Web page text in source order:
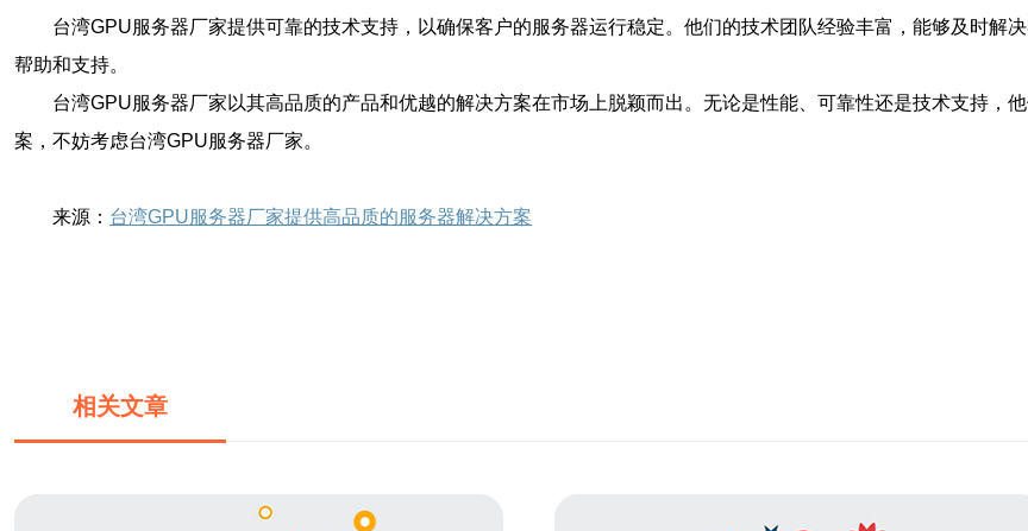
台湾GPU服务器厂家提供可靠的技术支持，以确保客户的服务器运行稳定。他们的技术团队经验丰富，能够及时解
帮助和支持。
台湾GPU服务器厂家以其高品质的产品和优越的解决方案在市场上脱颖而出。无论是性能、可靠性还是技术支持，
案，不妨考虑台湾GPU服务器厂家。
来源： 台湾GPU服务器厂家提供高品质的服务器解决方案
相关文章